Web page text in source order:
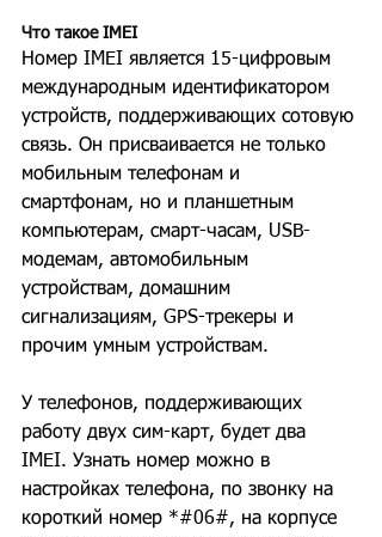
Что такое IMEI
Номер IMEI является 15-цифровым
международным идентификатором
устройств, поддерживающих сотовую
связь. Он присваивается не только
мобильным телефонам и
смартфонам, но и планшетным
компьютерам, смарт-часам, USB-
модемам, автомобильным
устройствам, домашним
сигнализациям, GPS-трекеры и
прочим умным устройствам.
У телефонов, поддерживающих
работу двух сим-карт, будет два
IMEI. Узнать номер можно в
настройках телефона, по звонку на
короткий номер *#06#, на корпусе